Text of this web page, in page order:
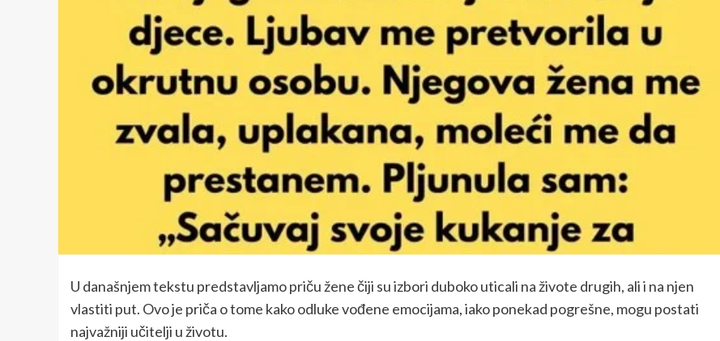
U današnjem tekstu predstavljamo priču žene čiji su izbori duboko uticali na živote drugih, ali i na njen
vlastiti put. Ovo je priča o tome kako odluke vođene emocijama, iako ponekad pogrešne, mogu postati
najvažniji učitelji u životu.